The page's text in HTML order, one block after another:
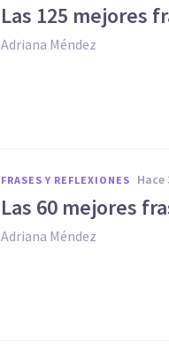
Las 125 mejores
Adriana Méndez
FRASES Y REFLEXIONES
Las 60 mejores
Adriana Méndez